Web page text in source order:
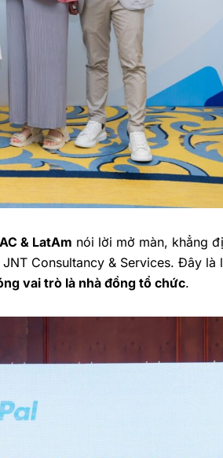
& LatAm nói lời mở màn, khẳng
Consultancy & Services. Đây là
vai trò là nhà đồng tổ chức.